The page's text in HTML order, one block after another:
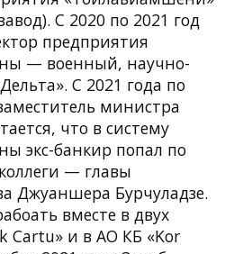
С 2020 по 2021 год
предприятия
— военный, научно-
С 2021 года по
министра
что в систему
экс-банкир попал по
— главы
Джуаншера Бурчуладзе.
вместе в двух
Cartu» и в АО КБ «Kor